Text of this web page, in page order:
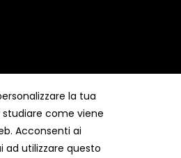
SolutionbySTUDIO
la tua
come viene
Acconsenti ai
ad utilizzare questo